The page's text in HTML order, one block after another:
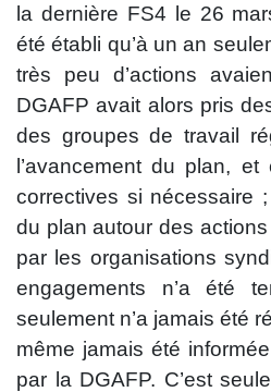
la dernière FS4 le 26
été établi qu’à un an
très peu d’actions
DGAFP avait alors pris
des groupes de travail
l’avancement du plan,
correctives si nécessaire
du plan autour des
par les organisations
engagements n’a été
seulement n’a jamais été
même jamais été
par la DGAFP. C’est